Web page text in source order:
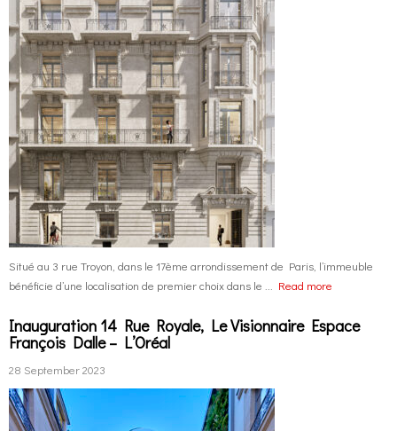
Situé au 3 rue Troyon, dans le 17ème arrondissement de Paris, l’immeuble
bénéficie d’une localisation de premier choix dans le ... Read more
Inauguration 14 Rue Royale, Le Visionnaire Espace
François Dalle – L’Oréal
28 September 2023